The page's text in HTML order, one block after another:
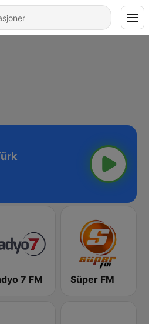
7 FM Süper FM